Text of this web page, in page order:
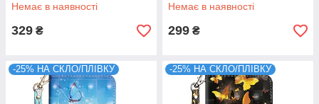
Немає в наявності
329 ₴
Немає в наявності
299 ₴
-25% НА СКЛО/ПЛІВКУ -25% НА СКЛО/ПЛІВКУ